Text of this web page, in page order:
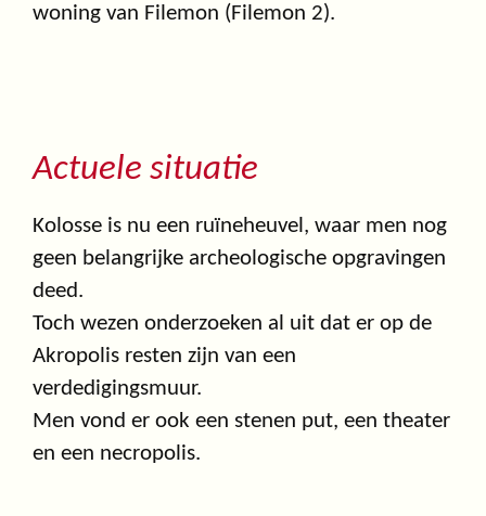
woning van Filemon (Filemon 2).
Actuele situatie
Kolosse is nu een ruïneheuvel, waar men nog
geen belangrijke archeologische opgravingen
deed.
Toch wezen onderzoeken al uit dat er op de
Akropolis resten zijn van een
verdedigingsmuur.
Men vond er ook een stenen put, een theater
en een necropolis.